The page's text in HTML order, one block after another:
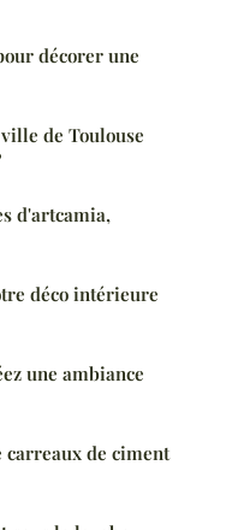
décorer une
de Toulouse
d'artcamia,
déco intérieure
une ambiance
carreaux de ciment